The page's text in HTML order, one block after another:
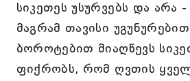
სიკეთეს უსურვებს და არა
მაგრამ თავისი
ბოროტებით მიაღწევს
ფიქრობს, რომ ღვთის